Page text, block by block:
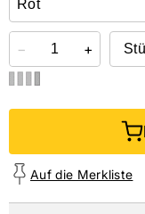
− +
Auf die Merkliste